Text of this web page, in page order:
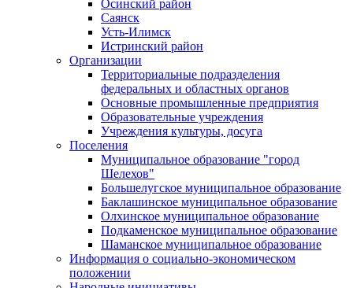
Осинский район
Саянск
Усть-Илимск
Истринский район
Организации
Территориальные подразделения
федеральных и областных органов
Основные промышленные предприятия
Образовательные учреждения
Учреждения культуры, досуга
Поселения
Муниципальное образование "город
Шелехов"
Большелугское муниципальное образование
Баклашинское муниципальное образование
Олхинское муниципальное образование
Подкаменское муниципальное образование
Шаманское муниципальное образование
Информация о социально-экономическом
положении